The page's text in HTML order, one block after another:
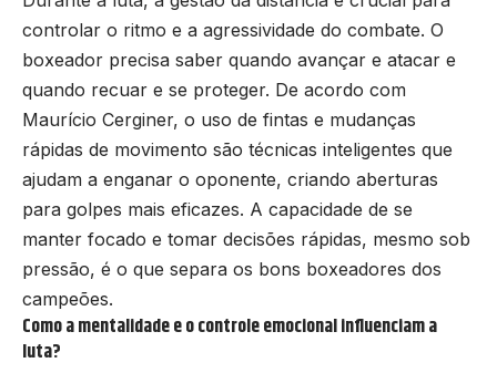
controlar o ritmo e a agressividade do combate. O
boxeador precisa saber quando avançar e atacar e
quando recuar e se proteger. De acordo com
Maurício Cerginer, o uso de fintas e mudanças
rápidas de movimento são técnicas inteligentes que
ajudam a enganar o oponente, criando aberturas
para golpes mais eficazes. A capacidade de se
manter focado e tomar decisões rápidas, mesmo sob
pressão, é o que separa os bons boxeadores dos
campeões.
Como a mentalidade e o controle emocional influenciam a
luta?